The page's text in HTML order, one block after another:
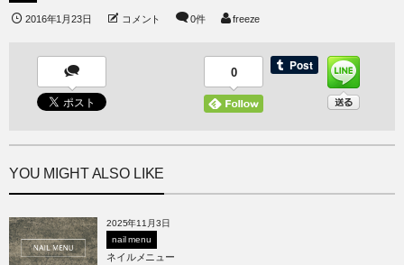
2016年1月23日 コメント 0件 freeze
0
YOU MIGHT ALSO LIKE
2025年11月3日
nail menu
ネイルメニュー